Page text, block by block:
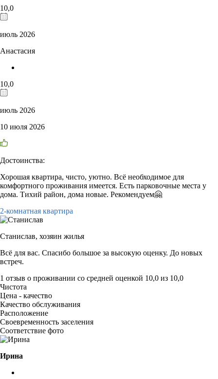
10,0
июль 2026
Анастасия
10,0
июль 2026
10 июля 2026
Достоинства:
Хорошая квартира, чисто, уютно. Всё необходимое для
комфортного проживания имеется. Есть парковочные места у
дома. Тихий район, дома новые. Рекомендуем🤗
2-комнатная квартира
Станислав, хозяин жилья
Всё для вас. Спасибо большое за высокую оценку. До новых
встреч.
1 отзыв о проживании со средней оценкой 10,0 из 10,0
Чистота
Цена - качество
Качество обслуживания
Расположение
Своевременность заселения
Соответствие фото
Ирина